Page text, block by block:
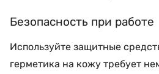
Безопасность при работе
Используйте защитные
герметика на кожу требует